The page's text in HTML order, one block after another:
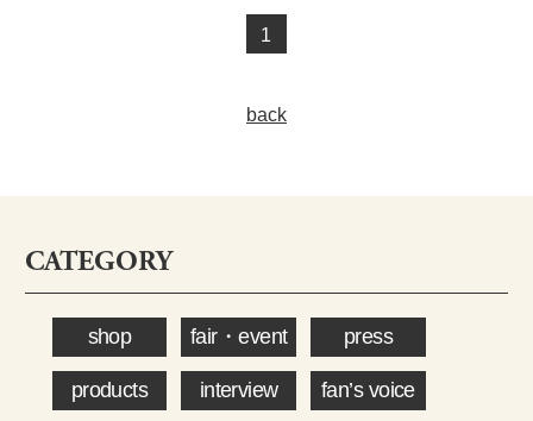
1
back
CATEGORY
shop fair・event press
products interview fan’s voice